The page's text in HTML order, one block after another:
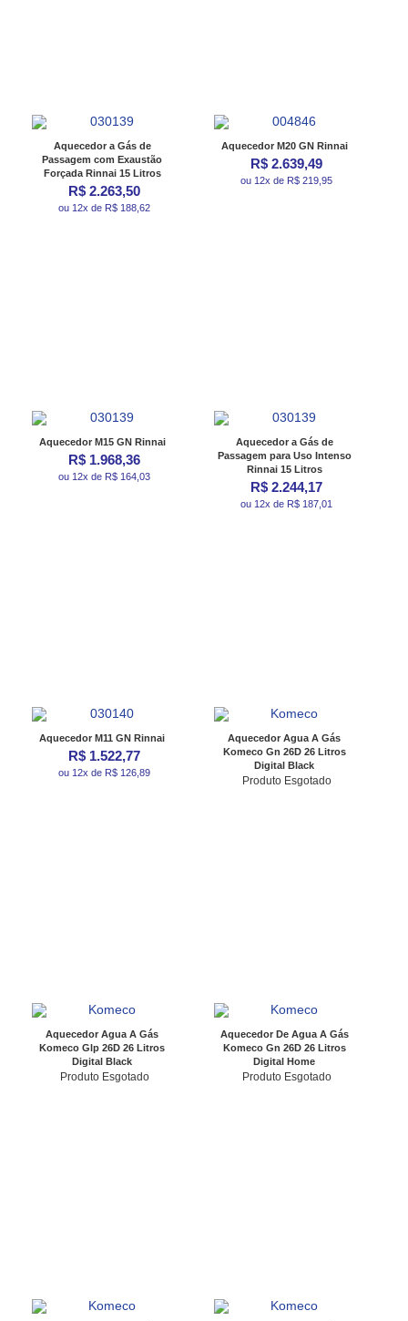
Aquecedor a Gás de
Passagem com Exaustão
Forçada Rinnai 15 Litros
R$ 2.263,50
ou 12x de R$ 188,62
Aquecedor M20 GN Rinnai
R$ 2.639,49
ou 12x de R$ 219,95
Aquecedor M15 GN Rinnai
R$ 1.968,36
ou 12x de R$ 164,03
Aquecedor a Gás de
Passagem para Uso Intenso
Rinnai 15 Litros
R$ 2.244,17
ou 12x de R$ 187,01
Aquecedor M11 GN Rinnai
R$ 1.522,77
ou 12x de R$ 126,89
Aquecedor Agua A Gás
Komeco Gn 26D 26 Litros
Digital Black
Produto Esgotado
Aquecedor Agua A Gás
Komeco Glp 26D 26 Litros
Digital Black
Produto Esgotado
Aquecedor De Agua A Gás
Komeco Gn 26D 26 Litros
Digital Home
Produto Esgotado